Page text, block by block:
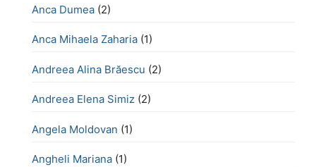
Anca Dumea (2)
Anca Mihaela Zaharia (1)
Andreea Alina Brăescu (2)
Andreea Elena Simiz (2)
Angela Moldovan (1)
Angheli Mariana (1)